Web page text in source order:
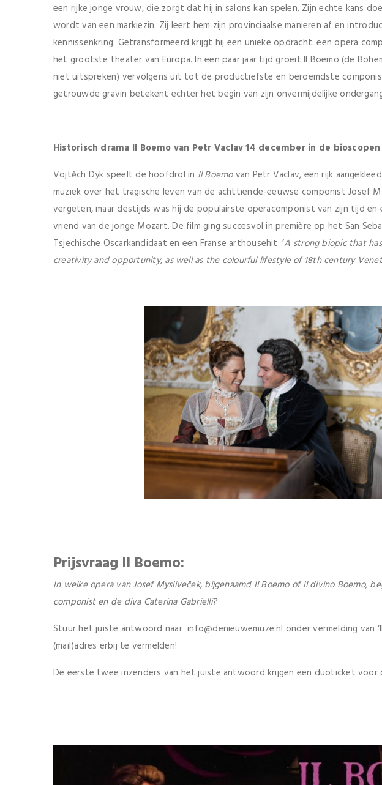
een rijke jonge vrouw, die zorgt dat hij in salons kan spelen. Zijn echte kans
wordt van een markiezin. Zij leert hem zijn provinciaalse manieren af en
kennissenkring. Getransformeerd krijgt hij een unieke opdracht: een opera
het grootste theater van Europa. In een paar jaar tijd groeit Il Boemo (de
niet uitspreken) vervolgens uit tot de productiefste en beroemdste
getrouwde gravin betekent echter het begin van zijn onvermijdelijke
Historisch drama Il Boemo van Petr Vaclav 14 december in de bioscopen
Vojtěch Dyk speelt de hoofdrol in Il Boemovan Petr Vaclav, een rijk
muziek over het tragische leven van de achttiende-eeuwse componist Josef
vergeten, maar destijds was hij de populairste operacomponist van zijn tijd
vriend van de jonge Mozart. De film ging succesvol in première op het San
Tsjechische Oscarkandidaat en een Franse arthousehit: ‘A strong biopic that
creativity and opportunity, as well as the colourful lifestyle of 18th century
Prijsvraag Il Boemo:
In welke opera vanJosef Mysliveček, bijgenaamd Il Boemo of Il divino Boemo,
componist en de diva Caterina Gabrielli?
Stuur het juiste antwoord naar info@denieuwemuze.nl onder vermelding van
(mail)adres erbij te vermelden!
De eerste twee inzenders van het juiste antwoord krijgen een duoticket voor